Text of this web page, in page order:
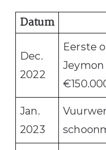
Datum
Dec.
2022
Eerste
Jeymon
Jan.
2023